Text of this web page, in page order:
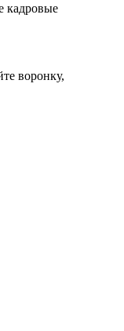
кадровые
воронку,